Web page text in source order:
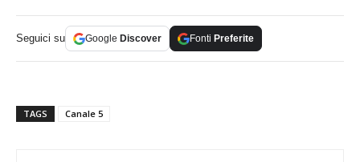
Seguici su Google Discover Fonti Preferite
TAGS Canale 5